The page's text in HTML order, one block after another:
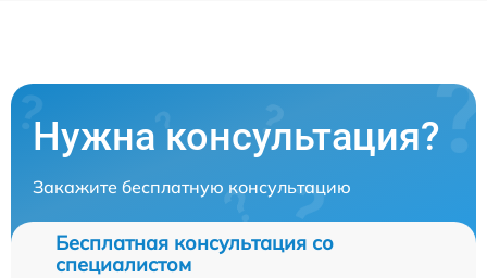
Нужна консультация?
Закажите бесплатную консультацию
Бесплатная консультация со
специалистом